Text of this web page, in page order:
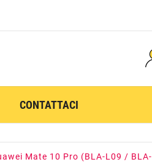
CONTATTACI
Mate 10 Pro (BLA-L09 / BLA-